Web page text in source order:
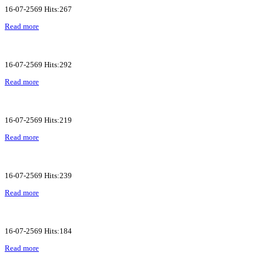
16-07-2569 Hits:267
Read more
16-07-2569 Hits:292
Read more
16-07-2569 Hits:219
Read more
16-07-2569 Hits:239
Read more
16-07-2569 Hits:184
Read more